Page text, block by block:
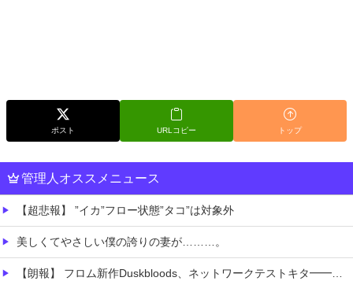
ポスト URLコピー トップ
管理人オススメニュース
【超悲報】 ”イカ”フロー状態”タコ”は対象外
美しくてやさしい僕の誇りの妻が………。
【朗報】 フロム新作Duskbloods、ネットワークテストキタ━━━━(゜∀゜)━━━━!!